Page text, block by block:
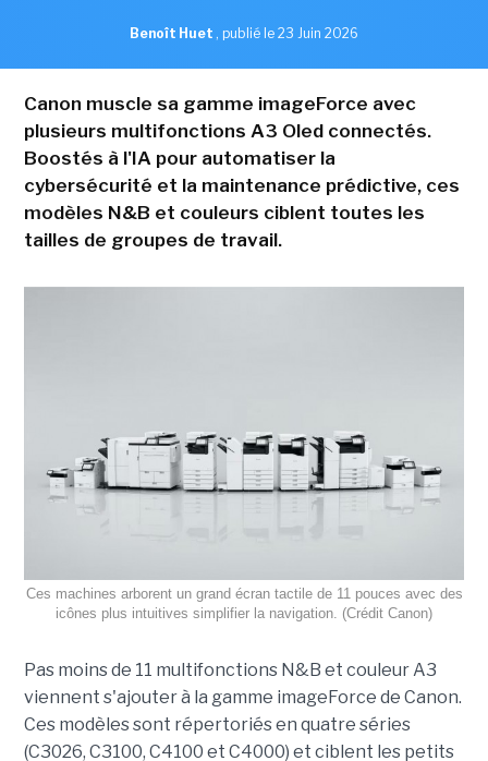
Benoît Huet , publié le 23 Juin 2026
Canon muscle sa gamme imageForce avec
plusieurs multifonctions A3 Oled connectés.
Boostés à l'IA pour automatiser la
cybersécurité et la maintenance prédictive, ces
modèles N&B et couleurs ciblent toutes les
tailles de groupes de travail.
Ces machines arborent un grand écran tactile de 11 pouces avec des
icônes plus intuitives simplifier la navigation. (Crédit Canon)
Pas moins de 11 multifonctions N&B et couleur A3
viennent s'ajouter à la gamme imageForce de Canon.
Ces modèles sont répertoriés en quatre séries
(C3026, C3100, C4100 et C4000) et ciblent les petits